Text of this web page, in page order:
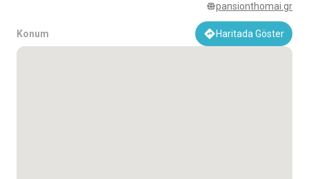
pansionthomai.gr
Konum Haritada Göster